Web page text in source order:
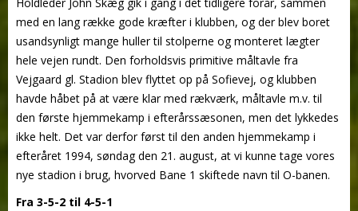
med en lang række gode kræfter i klubben, og der blev boret
usandsynligt mange huller til stolperne og monteret lægter
hele vejen rundt. Den forholdsvis primitive måltavle fra
Vejgaard gl. Stadion blev flyttet op på Sofievej, og klubben
havde håbet på at være klar med rækværk, måltavle m.v. til
den første hjemmekamp i efterårssæsonen, men det lykkedes
ikke helt. Det var derfor først til den anden hjemmekamp i
efteråret 1994, søndag den 21. august, at vi kunne tage vores
nye stadion i brug, hvorved Bane 1 skiftede navn til O-banen.
Fra 3-5-2 til 4-5-1